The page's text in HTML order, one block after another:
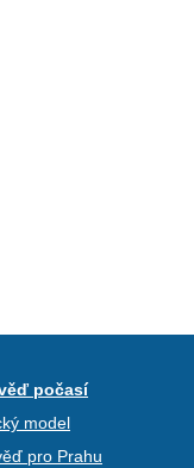
počasí
model
pro Prahu